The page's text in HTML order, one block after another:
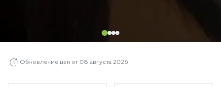
Обновление цен от 08 августа 2026